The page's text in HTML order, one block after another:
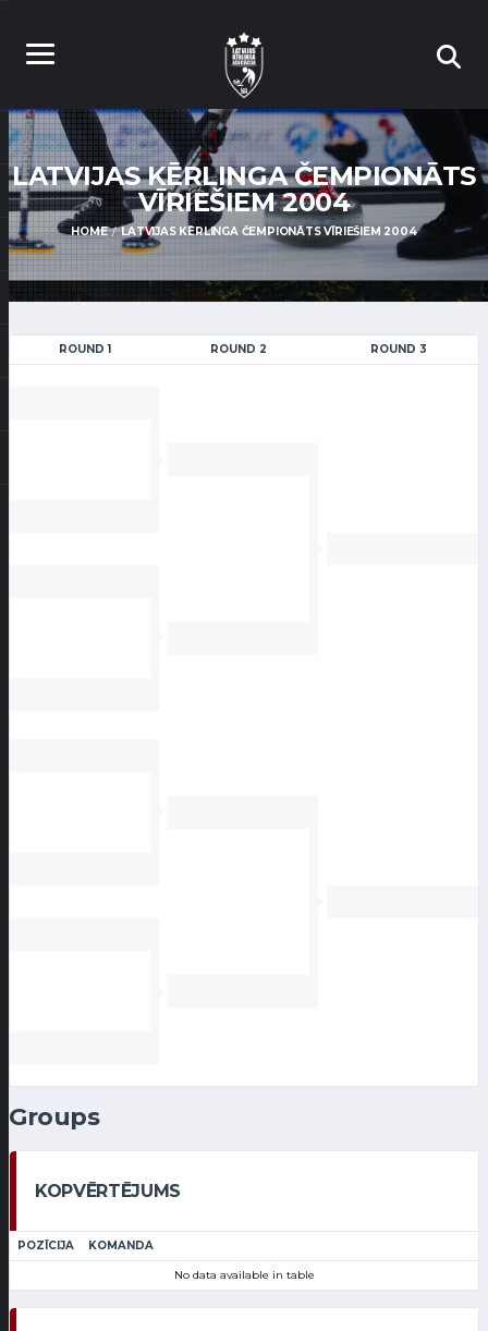
LATVIJAS KĒRLINGA ČEMPIONĀTS
VĪRIEŠIEM 2004
HOME LATVIJAS KĒRLINGA ČEMPIONĀTS VĪRIEŠIEM 2004
ROUND 1 ROUND 2 ROUND 3
Groups
KOPVĒRTĒJUMS
POZĪCIJA KOMANDA
No data available in table